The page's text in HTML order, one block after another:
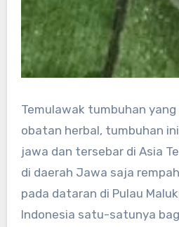
Temulawak tumbuhan
obatan herbal, tumbuhan
jawa dan tersebar di Asia
di daerah Jawa saja
pada dataran di Pulau
Indonesia satu-satunya